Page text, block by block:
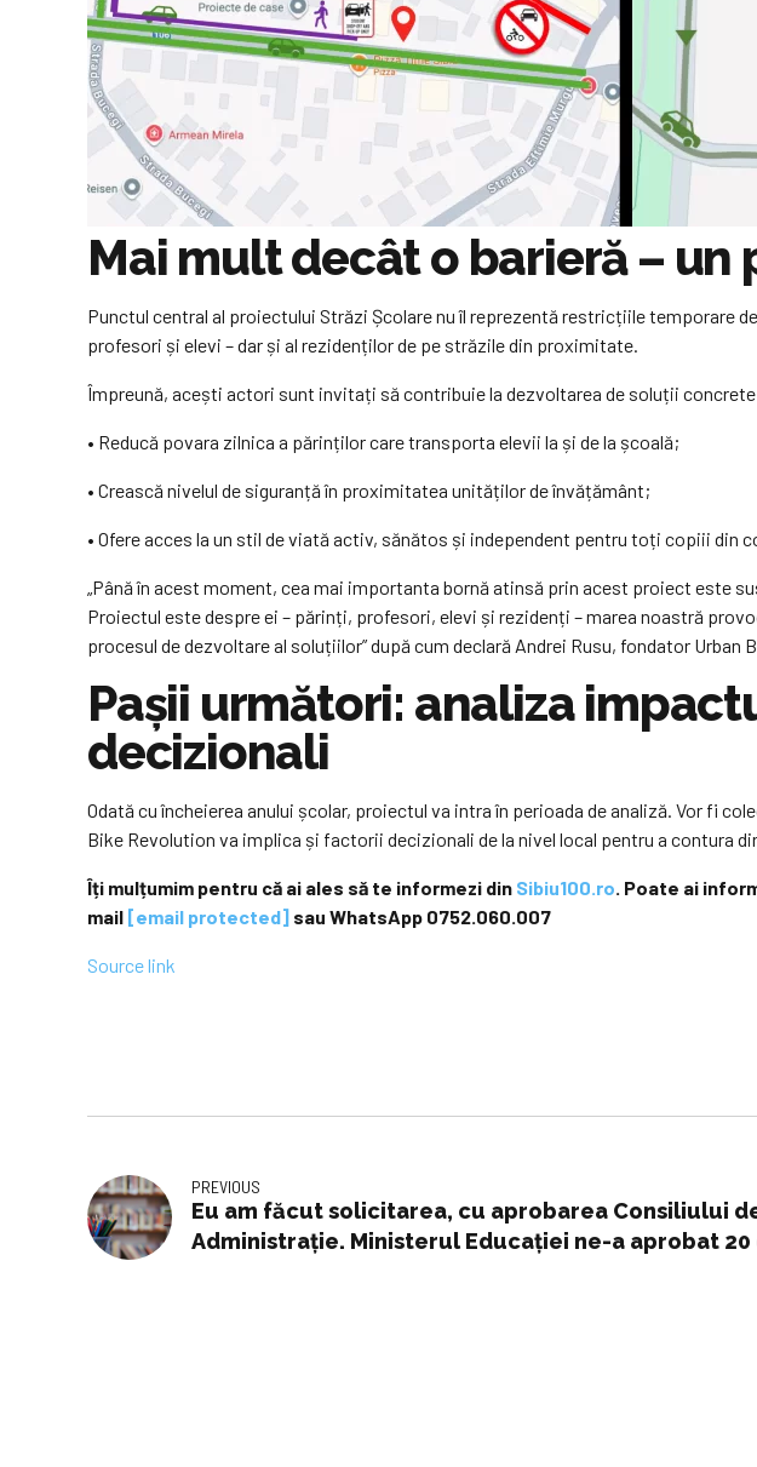
Mai mult decât o barieră –
Punctul central al proiectului Străzi Școlare nu îl reprezentă restricțiile temporare
profesori și elevi – dar și al rezidenților de pe străzile din proximitate.
Împreună, acești actori sunt invitați să contribuie la dezvoltarea de soluții
• Reducă povara zilnica a părinților care transporta elevii la și de la școală;
• Crească nivelul de siguranță în proximitatea unităților de învățământ;
• Ofere acces la un stil de viată activ, sănătos și independent pentru toți copiii din
„Până în acest moment, cea mai importanta bornă atinsă prin acest proiect este
Proiectul este despre ei – părinți, profesori, elevi și rezidenți – marea noastră
procesul de dezvoltare al soluțiilor” după cum declară Andrei Rusu, fondator Urban
Pașii următori: analiza
decizionali
Odată cu încheierea anului școlar, proiectul va intra în perioada de analiză. Vor fi
Bike Revolution va implica și factorii decizionali de la nivel local pentru a
Îți mulțumim pentru că ai ales să te informezi din Sibiu100.ro. Poate ai
mail [email protected] sau WhatsApp 0752.060.007
Source link
PREVIOUS
Eu am făcut solicitarea, cu aprobarea Consiliului
Administrație. Ministerul Educației ne-a aprobat 20